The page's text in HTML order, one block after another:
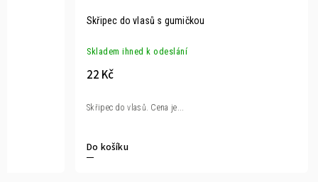
Skřipec do vlasů s gumičkou
Skladem ihned k odeslání
22 Kč
Do košíku
Skřipec do vlasů. Cena je...